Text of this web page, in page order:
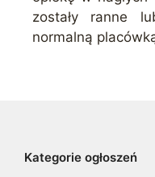
zostały ranne
normalną
Kategorie ogłoszeń